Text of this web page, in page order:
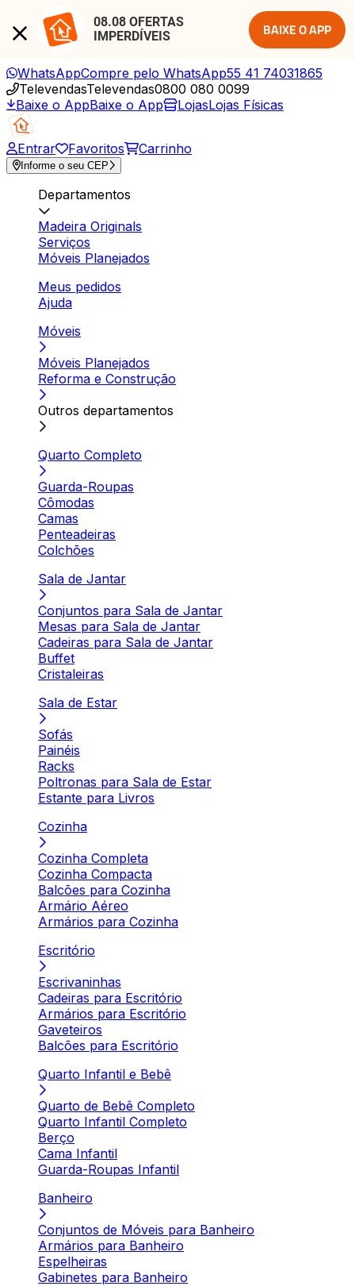
08.08 OFERTAS
IMPERDÍVEIS
BAIXE O APP
WhatsAppCompre pelo WhatsApp55 41 74031865
TelevendasTelevendas0800 080 0099
Baixe o AppBaixe o App LojasLojas Físicas
Entrar Favoritos Carrinho
Informe o seu CEP
Departamentos
Madeira Originals
Serviços
Móveis Planejados
Meus pedidos
Ajuda
Móveis
Móveis Planejados
Reforma e Construção
Outros departamentos
Quarto Completo
Guarda-Roupas
Cômodas
Camas
Penteadeiras
Colchões
Sala de Jantar
Conjuntos para Sala de Jantar
Mesas para Sala de Jantar
Cadeiras para Sala de Jantar
Buffet
Cristaleiras
Sala de Estar
Sofás
Painéis
Racks
Poltronas para Sala de Estar
Estante para Livros
Cozinha
Cozinha Completa
Cozinha Compacta
Balcões para Cozinha
Armário Aéreo
Armários para Cozinha
Escritório
Escrivaninhas
Cadeiras para Escritório
Armários para Escritório
Gaveteiros
Balcões para Escritório
Quarto Infantil e Bebê
Quarto de Bebê Completo
Quarto Infantil Completo
Berço
Cama Infantil
Guarda-Roupas Infantil
Banheiro
Conjuntos de Móveis para Banheiro
Armários para Banheiro
Espelheiras
Gabinetes para Banheiro